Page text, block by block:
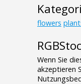
flowers
Wenn Sie
akzeptieren